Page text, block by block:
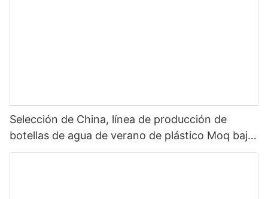
Selección de China, línea de producción de
botellas de agua de verano de plástico Moq bajo,
botella de agua con tapa de paja, botella de agua